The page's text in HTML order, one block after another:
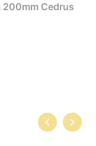
200mm Cedrus